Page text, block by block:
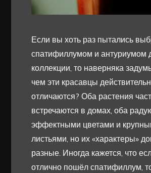
Если вы хоть раз пытались
спатифиллумом и антуриумом
коллекции, то наверняка
чем эти красавцы
отличаются? Оба растения
встречаются в домах, оба
эффектными цветами и
листьями, но их «характеры»
разные. Иногда кажется, что
отлично пошёл спатифиллум,